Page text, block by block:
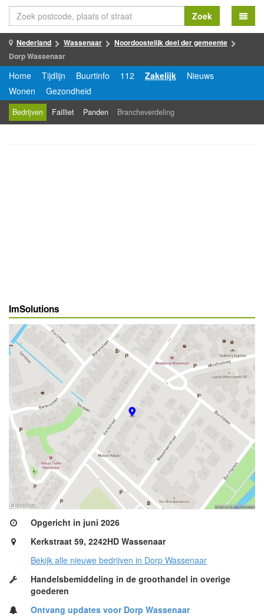
Zoek
Nederland Wassenaar
Noordoostelijk deel der gemeente
Dorp Wassenaar
Home Tijdlijn Buurtinfo 112 Zakelijk
Nieuws
Wonen
Gezondheid
Bedrijven Failliet Panden Brancheverdeling
ImSolutions
Opgericht in juni 2026
Kerkstraat 59, 2242HD Wassenaar
Bekijk alle nieuwe bedrijven in Dorp Wassenaar
Handelsbemiddeling in de groothandel in overige
goederen
Ontvang updates voor Dorp Wassenaar